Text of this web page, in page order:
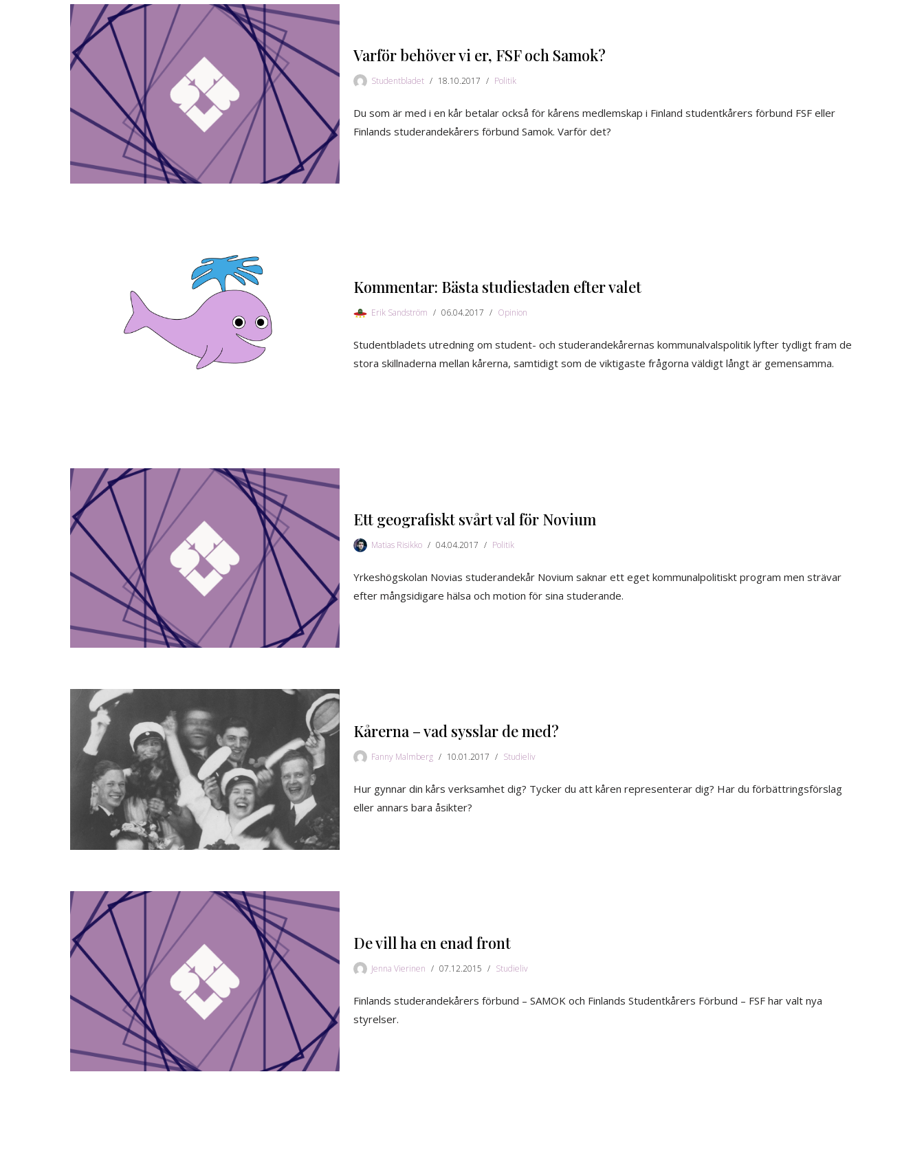
Varför behöver vi er, FSF och Samok?
Studentbladet 18.10.2017 Politik
Du som är med i en kår betalar också för kårens medlemskap i Finland studentkårers förbund FSF eller
Finlands studerandekårers förbund Samok. Varför det?
Kommentar: Bästa studiestaden efter valet
Erik Sandström 06.04.2017 Opinion
Studentbladets utredning om student- och studerandekårernas kommunalvalspolitik lyfter tydligt fram de
stora skillnaderna mellan kårerna, samtidigt som de viktigaste frågorna väldigt långt är gemensamma.
Ett geografiskt svårt val för Novium
Matias Risikko 04.04.2017 Politik
Yrkeshögskolan Novias studerandekår Novium saknar ett eget kommunalpolitiskt program men strävar
efter mångsidigare hälsa och motion för sina studerande.
Kårerna – vad sysslar de med?
Fanny Malmberg 10.01.2017 Studieliv
Hur gynnar din kårs verksamhet dig? Tycker du att kåren representerar dig? Har du förbättringsförslag
eller annars bara åsikter?
De vill ha en enad front
Jenna Vierinen 07.12.2015 Studieliv
Finlands studerandekårers förbund – SAMOK och Finlands Studentkårers Förbund – FSF har valt nya
styrelser.